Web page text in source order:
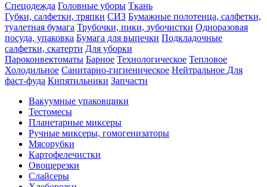
Спецодежда Головные уборы Ткань
Губки, салфетки, тряпки СИЗ Бумажные полотенца, салфетки,
туалетная бумага Трубочки, пики, зубочистки Одноразовая
посуда, упаковка Бумага для выпечки Подкладочные
салфетки, скатерти Для уборки
Пароконвектоматы Барное Технологическое Тепловое
Холодильное Санитарно-гигиеническое Нейтральное Для
фаст-фуда Кипятильники Запчасти
Вакуумные упаковщики
Тестомесы
Планетарные миксеры
Ручные миксеры, гомогенизаторы
Мясорубки
Картофелечистки
Овощерезки
Слайсеры